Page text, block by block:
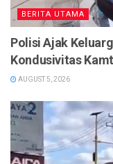
BERITA UTAMA
Polisi Ajak
Kondusivitas
AUGUST 5, 2026